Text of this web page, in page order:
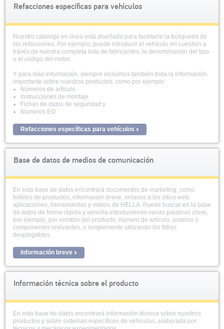
Refacciones específicas para vehículos
Nuestro catálogo en línea está diseñado para facilitarle la búsqueda de
las refacciones. Por ejemplo, puede introducir el vehículo en cuestión a
través de nuestra completa lista de fabricantes, la denominación del tipo
o el código del motor.
Y para más información, siempre incluimos también toda la información
importante sobre nuestros productos, como por ejemplo
Números de artículo
Instrucciones de montaje
Fichas de datos de seguridad y
Números EO
Refacciones específicas para vehículos
Base de datos de medios de comunicación
En esta base de datos encontrará documentos de marketing, como
folletos de productos, información breve, enlaces a los sitios web,
aplicaciones, herramientas y videos de HELLA. Puede buscar en la base
de datos de forma rápida y sencilla introduciendo varias palabras clave,
por ejemplo, por nombre del producto, número de artículo, sistema o
componentes relevantes, o simplemente utilizando los filtros
desplegables.
Información breve
Información técnica sobre el producto
En esta base de datos encontrará información técnica sobre nuestros
productos y sobre sistemas específicos de vehículos, elaborada por